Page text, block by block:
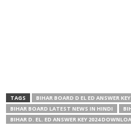
TAGS BIHAR BOARD D EL ED ANSWER
BIHAR BOARD LATEST NEWS IN HINDI
BIHAR D. EL. ED ANSWER KEY 2024